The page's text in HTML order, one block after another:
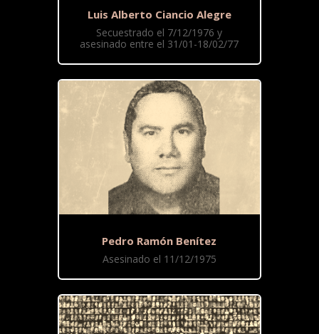
Luis Alberto Ciancio Alegre
Secuestrado el 7/12/1976 y
asesinado entre el 31/01-18/02/77
Pedro Ramón Benítez
Asesinado el 11/12/1975